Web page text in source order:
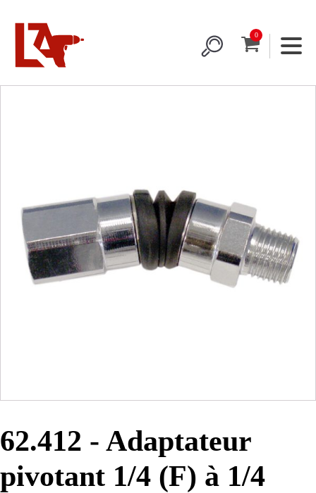
62.412 - Adaptateur
pivotant 1/4 (F) à 1/4